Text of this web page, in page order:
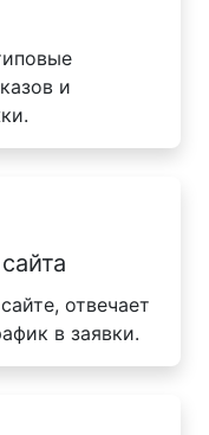
и
отвечает
в заявки.